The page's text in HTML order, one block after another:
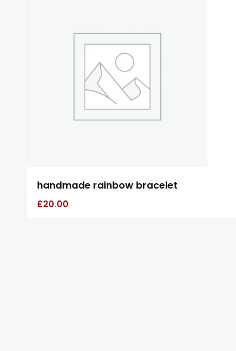
handmade rainbow bracelet
£20.00